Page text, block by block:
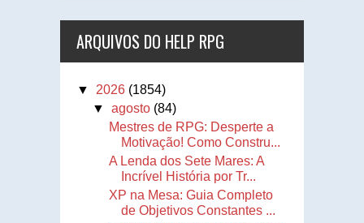
ARQUIVOS DO HELP RPG
▼ 2026 (1854)
▼agosto (84)
Mestres de RPG: Desperte a
Motivação! Como Constru...
A Lenda dos Sete Mares: A
Incrível História por Tr...
XP na Mesa: Guia Completo
de Objetivos Constantes ...